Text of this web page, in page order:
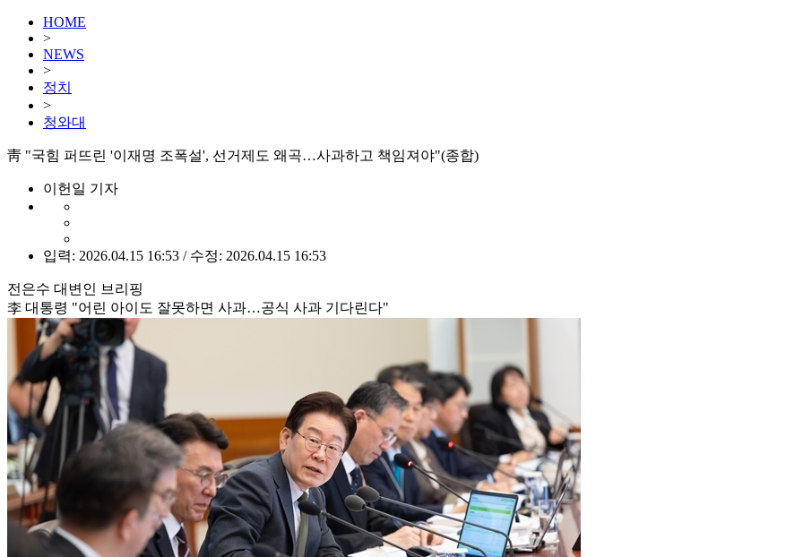
HOME
>
NEWS
>
정치
>
청와대
靑 "국힘 퍼뜨린 '이재명 조폭설', 선거제도 왜곡…사과하고 책임져야"(종합)
이헌일 기자
입력: 2026.04.15 16:53 / 수정: 2026.04.15 16:53
전은수 대변인 브리핑
李 대통령 "어린 아이도 잘못하면 사과…공식 사과 기다린다"